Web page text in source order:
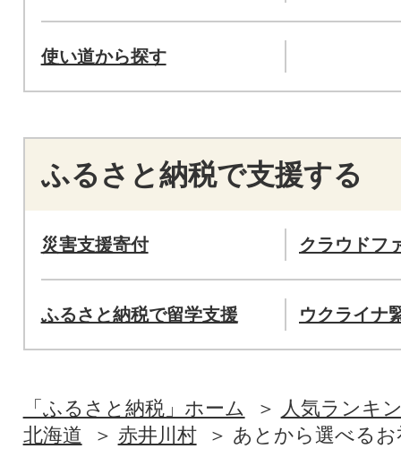
使い道から探す
ふるさと納税で支援する
災害支援寄付 クラウドフ
ふるさと納税で留学支援 ウクライナ
「ふるさと納税」ホーム
人気ランキ
北海道
赤井川村 あとから選べるお